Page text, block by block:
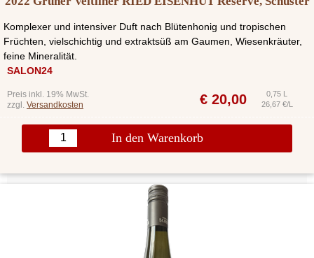
Komplexer und intensiver Duft nach Blütenhonig und tropischen
Früchten, vielschichtig und extraktsüß am Gaumen, Wiesenkräuter,
feine Mineralität.
SALON24
Preis inkl. 19% MwSt.
zzgl. Versandkosten € 20,00
0,75 L
26,67 €/L
In den Warenkorb